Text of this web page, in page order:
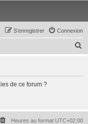
Connexion
S’enregistrer
de ce forum ?
Heures au format UTC+02:00